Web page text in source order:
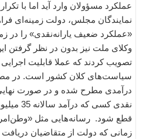
عملکرد مسؤولان وارد‌ آید اما با
نمایندگان مجلس، دولت زمینه‌ای
«عملکرد ضعیف یارانه‌نقدی» را در
وکلای ملت نیز بدون در نظر گرفتن
تصویب کردند که عملا قابلیت
سیاست‌های کلان کشور است. در
درآمدی مطرح شده و در صورت نهایی
نقدی کسی
زمانی که دولت از متقاضیان دریافت